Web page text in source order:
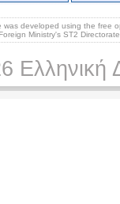
was developed using the free
Ministry's ST2